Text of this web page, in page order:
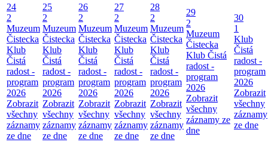
24
2
Muzeum
Čistecka
Klub
Čistá
radost -
program
2026
Zobrazit
všechny
záznamy
ze dne
25
2
Muzeum
Čistecka
Klub
Čistá
radost -
program
2026
Zobrazit
všechny
záznamy
ze dne
26
2
Muzeum
Čistecka
Klub
Čistá
radost -
program
2026
Zobrazit
všechny
záznamy
ze dne
27
2
Muzeum
Čistecka
Klub
Čistá
radost -
program
2026
Zobrazit
všechny
záznamy
ze dne
28
2
Muzeum
Čistecka
Klub
Čistá
radost -
program
2026
Zobrazit
všechny
záznamy
ze dne
29
2
Muzeum
Čistecka
Klub Čistá
radost -
program
2026
Zobrazit
všechny
záznamy ze
dne
30
1
Klub
Čistá
radost -
program
2026
Zobrazit
všechny
záznamy
ze dne